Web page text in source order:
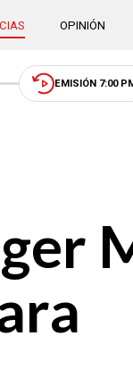
OPINIÓN
EMISIÓN 7:00